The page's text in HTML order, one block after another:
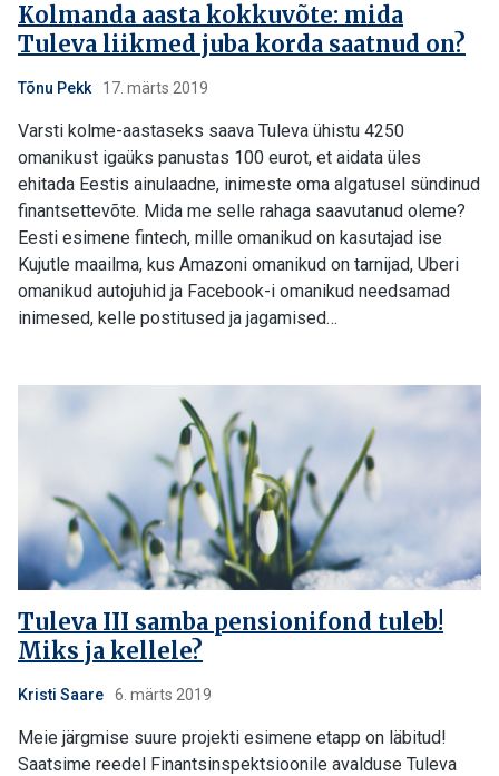
Kolmanda aasta kokkuvõte: mida
Tuleva liikmed juba korda saatnud on?
Tõnu Pekk 17. märts 2019
Varsti kolme-aastaseks saava Tuleva ühistu 4250
omanikust igaüks panustas 100 eurot, et aidata üles
ehitada Eestis ainulaadne, inimeste oma algatusel sündinud
finantsettevõte. Mida me selle rahaga saavutanud oleme?
Eesti esimene fintech, mille omanikud on kasutajad ise
Kujutle maailma, kus Amazoni omanikud on tarnijad, Uberi
omanikud autojuhid ja Facebook-i omanikud needsamad
inimesed, kelle postitused ja jagamised…
Tuleva III samba pensionifond tuleb!
Miks ja kellele?
Kristi Saare 6. märts 2019
Meie järgmise suure projekti esimene etapp on läbitud!
Saatsime reedel Finantsinspektsioonile avalduse Tuleva